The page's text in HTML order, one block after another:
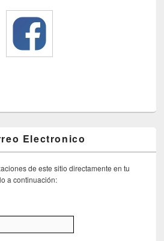
Electronico
de este sitio directamente en tu
a continuación: